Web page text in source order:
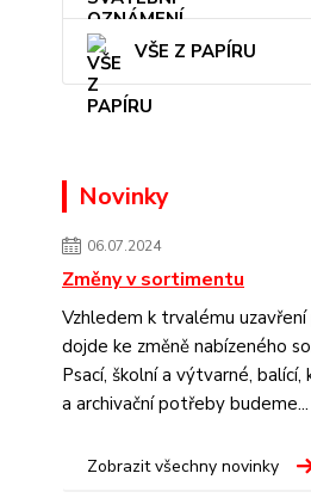
VŠE Z PAPÍRU
Novinky
06.07.2024
Změny v sortimentu
Vzhledem k trvalému
dojde ke změně nabízeného
Psací, školní a výtvarné, balící,
a archivační potřeby budeme...
Zobrazit všechny novinky